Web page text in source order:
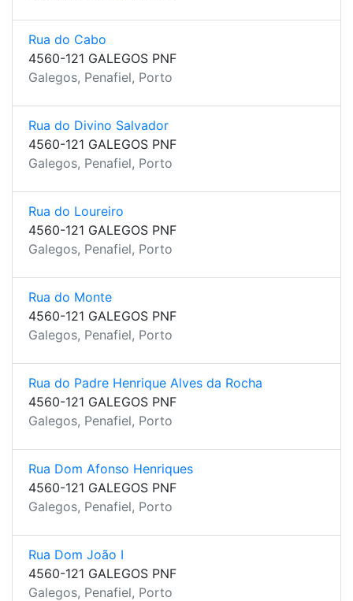
Rua do Cabo
4560-121 GALEGOS PNF
Galegos, Penafiel, Porto
Rua do Divino Salvador
4560-121 GALEGOS PNF
Galegos, Penafiel, Porto
Rua do Loureiro
4560-121 GALEGOS PNF
Galegos, Penafiel, Porto
Rua do Monte
4560-121 GALEGOS PNF
Galegos, Penafiel, Porto
Rua do Padre Henrique Alves da Rocha
4560-121 GALEGOS PNF
Galegos, Penafiel, Porto
Rua Dom Afonso Henriques
4560-121 GALEGOS PNF
Galegos, Penafiel, Porto
Rua Dom João I
4560-121 GALEGOS PNF
Galegos, Penafiel, Porto